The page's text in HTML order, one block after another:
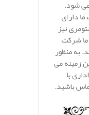
شود.
دارای
نیز
شرکت
به منظور
زمینه می
با
باشید.